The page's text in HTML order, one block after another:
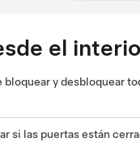
el
bloquear y desbloquear
si las puertas están